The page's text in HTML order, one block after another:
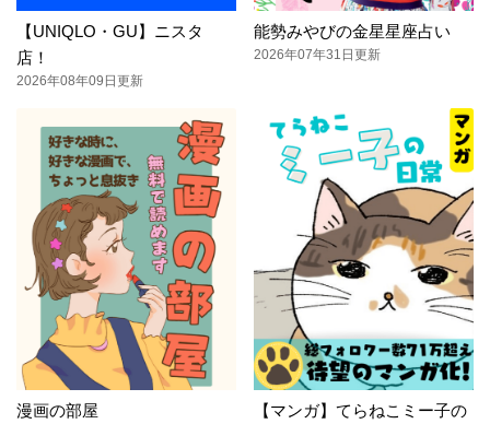
【UNIQLO・GU】ニスタ
店！
2026年08年09日更新
能勢みやびの金星星座占い
2026年07年31日更新
漫画の部屋
【マンガ】てらねこミー子の